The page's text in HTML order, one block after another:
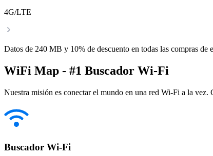
4G/LTE
Datos de 240 MB y 10% de descuento en todas las compras de
WiFi Map - #1 Buscador Wi-Fi
Nuestra misión es conectar el mundo en una red Wi-Fi a la
Buscador Wi-Fi